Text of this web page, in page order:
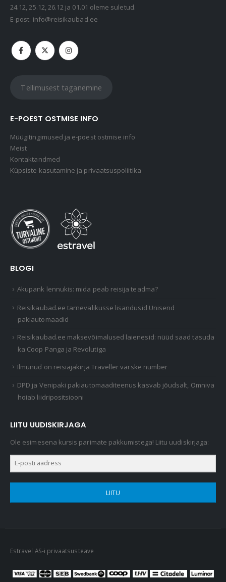
24.12, 25.12, 26.12 ja 01.01 oleme suletud.
E-post: info@reisikaubad.ee
Tellimusest taganemine
E-POEST OSTMISE INFO
Müügitingimused ja e-poest ostmise info
Meist
Kontaktandmed
Küpsiste kasutamine ja privaatsuspoliitika
BLOGI
Akupank lennukis: mida peab reisija teadma?
Reisikaubad.ee tarnevalikusse lisandusid Unisend
pakiautomaadid
Reisikaubad.ee maksevõimalused laienesid: nüüd saad tasuda
ka Coop Panga ja Revolutiga
Ilmunud on reisiajakirja Traveller värske number
DPD ja Venipaki pakiautomaaditeenus kasvab jõudsalt, Omniva
hoiab liidripositsiooni
LIITU UUDISKIRJAGA
Ole esimesena kursis parimate pakkumistega! Liitu uudiskirjaga:
LIITU
Estravel AS-i privaatsusteave